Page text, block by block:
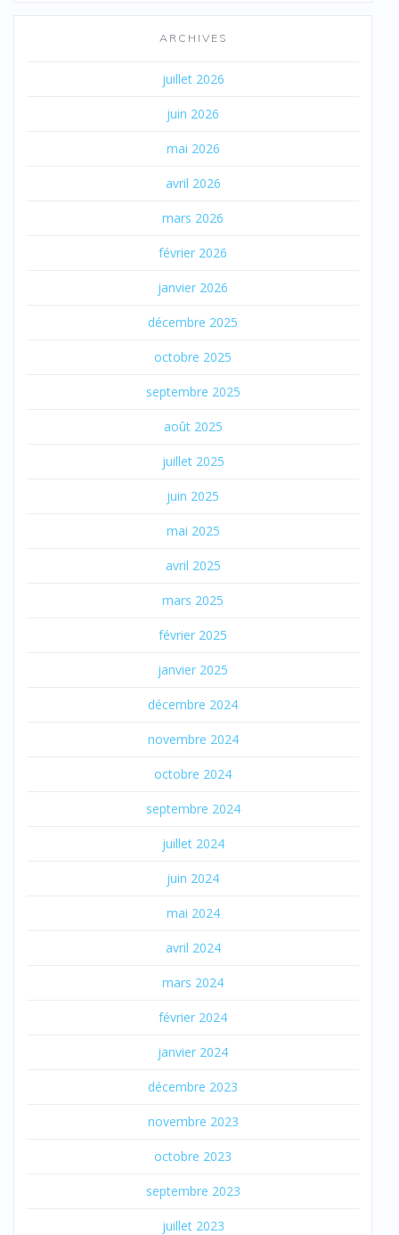
ARCHIVES
juillet 2026
juin 2026
mai 2026
avril 2026
mars 2026
février 2026
janvier 2026
décembre 2025
octobre 2025
septembre 2025
août 2025
juillet 2025
juin 2025
mai 2025
avril 2025
mars 2025
février 2025
janvier 2025
décembre 2024
novembre 2024
octobre 2024
septembre 2024
juillet 2024
juin 2024
mai 2024
avril 2024
mars 2024
février 2024
janvier 2024
décembre 2023
novembre 2023
octobre 2023
septembre 2023
juillet 2023